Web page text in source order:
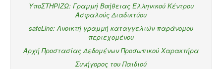
ΥποΣΤΗΡΙΖΩ: Γραμμή Βοήθειας Ελληνικού Κέντρου
Ασφαλούς Διαδικτύου
safeLine: Ανοικτή γραμμή καταγγελιών παράνομου
περιεχομένου
Αρχή Προστασίας Δεδομένων Προσωπικού Χαρακτήρα
Συνήγορος του Παιδιού